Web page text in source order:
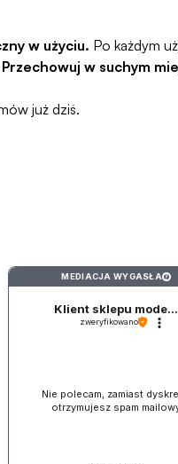
w użyciu. Po każdym
Przechowuj w suchym
już dziś.
MEDIACJA WYGASŁA ?
Klient sklepu mode...
zweryfikowano
Nie polecam, zamiast
otrzymujesz spam